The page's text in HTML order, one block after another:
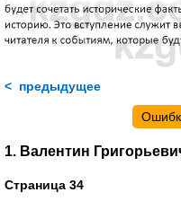
< предыдущее
1. Валентин
Страница 34